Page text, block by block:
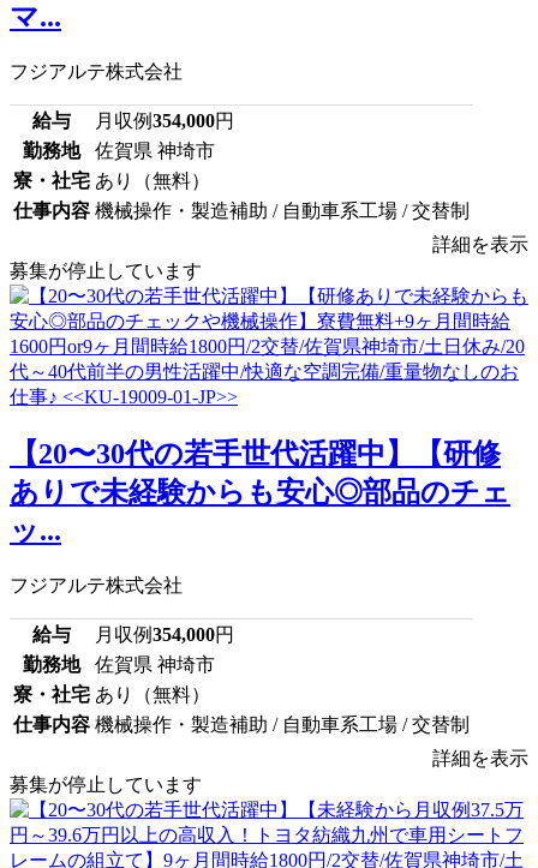
マ...
フジアルテ株式会社
給与 月収例354,000円
勤務地
佐賀県 神埼市
寮・社宅 あり（無料）
仕事内容 機械操作・製造補助 / 自動車系工場 / 交替制
詳細を表示
募集が停止しています
【20〜30代の若手世代活躍中】【研修
ありで未経験からも安心◎部品のチェ
ッ...
フジアルテ株式会社
給与 月収例354,000円
勤務地
佐賀県 神埼市
寮・社宅 あり（無料）
仕事内容 機械操作・製造補助 / 自動車系工場 / 交替制
詳細を表示
募集が停止しています